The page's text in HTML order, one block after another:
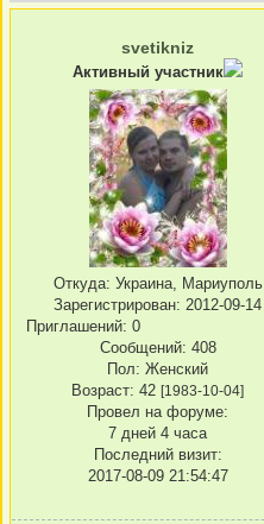
svetikniz
Активный участник
Откуда: Украина, Мариуполь
Зарегистрирован: 2012-09-14
Приглашений: 0
Сообщений: 408
Пол: Женский
Возраст: 42 [1983-10-04]
Провел на форуме:
7 дней 4 часа
Последний визит:
2017-08-09 21:54:47